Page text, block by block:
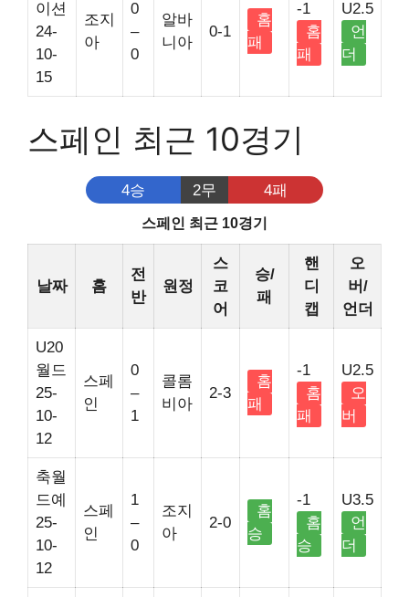
이션
24-
10-
15
조지
아
0
–
0
알바
니아
0-1
홈
패
-1
홈
패
U2.5
언
더
스페인 최근 10경기
4승 2무 4패
스페인 최근 10경기
날짜 홈
전
반
원정
스
코
어
승/
패
핸
디
캡
오
버/
언더
U20
월드
25-
10-
12
스페
인
0
–
1
콜롬
비아
2-3
홈
패
-1
홈
패
U2.5
오
버
축월
드예
25-
10-
12
스페
인
1
–
0
조지
아
2-0
홈
승
-1
홈
승
U3.5
언
더